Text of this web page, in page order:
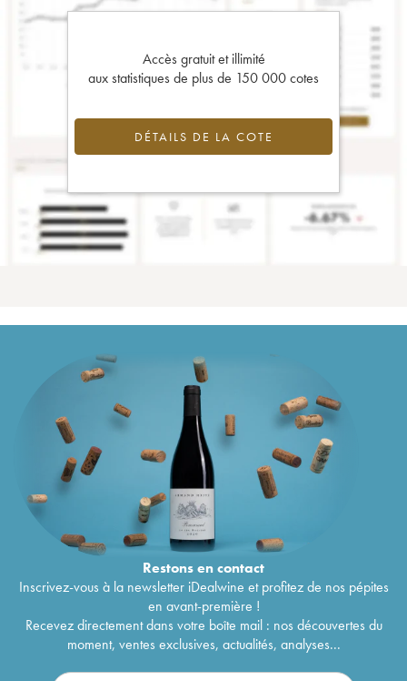
Accès gratuit et illimité
aux statistiques de plus de 150 000 cotes
DÉTAILS DE LA COTE
Restons encontact
Inscrivez-vous à la newsletter iDealwine et profitez de nos pépites
en avant-première !
Recevez directement dans votre boîte mail : nos découvertes du
moment, ventes exclusives, actualités, analyses...